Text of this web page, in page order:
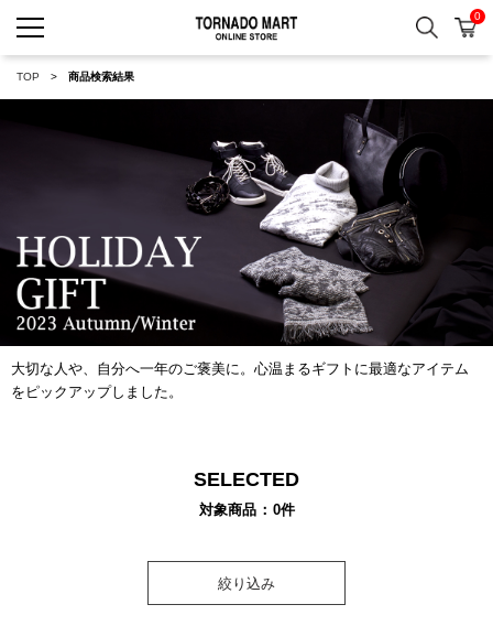
検索 カ
0
TOP 商品検索結果
大切な人や、自分へ一年のご褒美に。心温まるギフトに最適なアイテム
をピックアップしました。
SELECTED
対象商品 0件
絞り込み